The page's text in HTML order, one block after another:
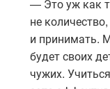
— Это уж как
не
и принимать.
будет своих
чужих.